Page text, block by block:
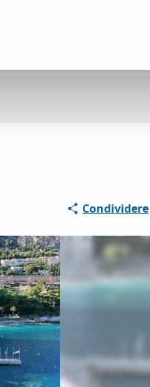
Condividere